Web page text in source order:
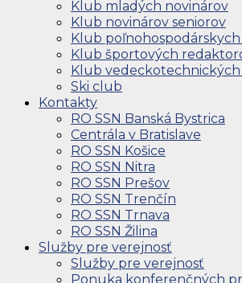
Klub mladých novinárov
Klub novinárov seniorov
Klub
Klub športových
Klub
Ski club
Kontakty
RO SSN Banská Bystrica
Centrála v Bratislave
RO SSN Košice
RO SSN Nitra
RO SSN Prešov
RO SSN Trenčín
RO SSN Trnava
RO SSN Žilina
Služby pre verejnosť
Služby pre verejnosť
Ponuka konferenčných